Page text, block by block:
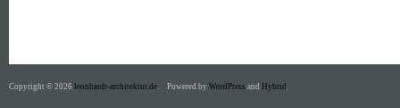
Copyright © 2026 leonhardt-architektur.de. Powered by WordPress and Hybrid .